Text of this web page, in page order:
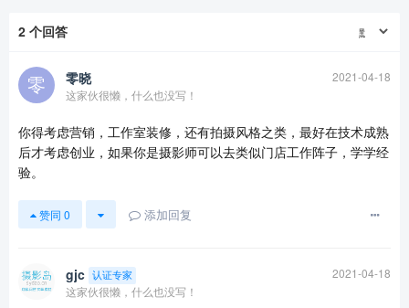
2 个回答
零晓
2021-04-18
这家伙很懒，什么也没写！
你得考虑营销，工作室装修，还有拍摄风格之类，最好在技术成熟
后才考虑创业，如果你是摄影师可以去类似门店工作阵子，学学经
验。
赞同 0 添加回复
gjc 认证专家
2021-04-18
这家伙很懒，什么也没写！